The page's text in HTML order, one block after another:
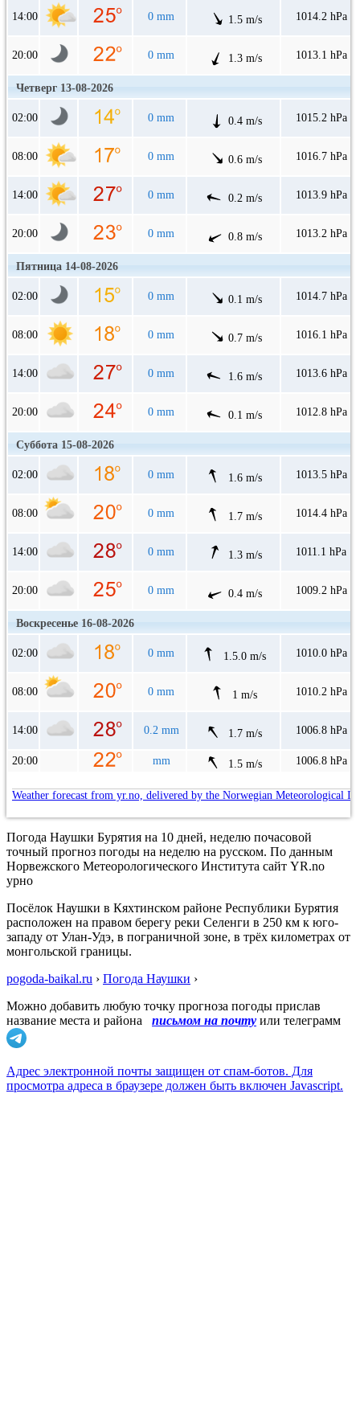
14:00 0 mm 1.5 m/s 1014.2 hPa
20:00 0 mm 1.3 m/s 1013.1 hPa
Четверг 13-08-2026
02:00 0 mm 0.4 m/s 1015.2 hPa
08:00 0 mm 0.6 m/s 1016.7 hPa
14:00 0 mm 0.2 m/s 1013.9 hPa
20:00 0 mm 0.8 m/s 1013.2 hPa
Пятница 14-08-2026
02:00 0 mm 0.1 m/s 1014.7 hPa
08:00 0 mm 0.7 m/s 1016.1 hPa
14:00 0 mm 1.6 m/s 1013.6 hPa
20:00 0 mm 0.1 m/s 1012.8 hPa
Суббота 15-08-2026
02:00 0 mm 1.6 m/s 1013.5 hPa
08:00 0 mm 1.7 m/s 1014.4 hPa
14:00 0 mm 1.3 m/s 1011.1 hPa
20:00 0 mm 0.4 m/s 1009.2 hPa
Воскресенье 16-08-2026
02:00 0 mm 1.5.0 m/s 1010.0 hPa
08:00 0 mm 1 m/s 1010.2 hPa
14:00 0.2 mm 1.7 m/s 1006.8 hPa
20:00 mm 1.5 m/s 1006.8 hPa
Weather forecast from yr.no, delivered by the Norwegian Meteorological
Погода Наушки Бурятия на 10 дней, неделю почасовой
точный прогноз погоды на неделю на русском. По данным
Норвежского Метеорологического Института сайт YR.no
урно
Посёлок Наушки в Кяхтинском районе Республики Бурятия
расположен на правом берегу реки Селенги в 250 км к юго-
западу от Улан-Удэ, в пограничной зоне, в трёх километрах от
монгольской границы.
pogoda-baikal.ru › Погода Наушки ›
Можно добавить любую точку прогноза погоды прислав
название места и района
письмом на почту или телеграмм
Адрес электронной почты защищен от спам-ботов. Для
просмотра адреса в браузере должен быть включен Javascript.